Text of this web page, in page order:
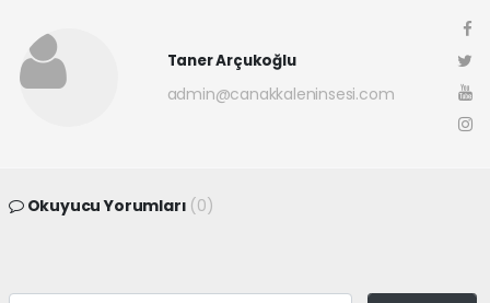
Taner Arçukoğlu
admin@canakkaleninsesi.com
Okuyucu Yorumları (0)